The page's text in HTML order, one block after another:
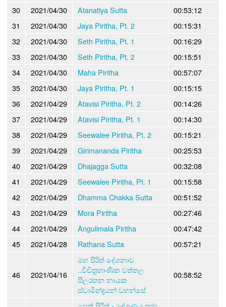
30 2021/04/30 Atanatiya Sutta
00:53:12
31
2021/04/30 Jaya Piritha, Pt. 2
00:15:31
32
2021/04/30 Seth Piritha, Pt. 1
00:16:29
33
2021/04/30 Seth Piritha, Pt. 2
00:15:51
34
2021/04/30 Maha Piritha
00:57:07
35
2021/04/30 Jaya Piritha, Pt. 1
00:15:15
36
2021/04/29 Atavisi Piritha, Pt. 2
00:14:26
37
2021/04/29 Atavisi Piritha, Pt. 1
00:14:30
38
2021/04/29 Seewalee Piritha, Pt. 2
00:15:21
39
2021/04/29 Girimananda Piritha
00:25:53
40
2021/04/29 Dhajagga Sutta
00:32:08
41
2021/04/29 Seewalee Piritha, Pt. 1
00:15:58
42
2021/04/29 Dhamma Chakka Sutta
00:51:52
43
2021/04/29 Mora Piritha
00:27:46
44
2021/04/29 Angulimala Piritha
00:47:42
45
2021/04/28 Rathana Sutta 00:57:21
46 2021/04/16
මහ පිරිත් දේශනාව
..විචිත්‍රභාණික වත්තල
සීලරතන නායක
ස්වාමීන්ද්‍රයන් වහන්සේ
00:58:52